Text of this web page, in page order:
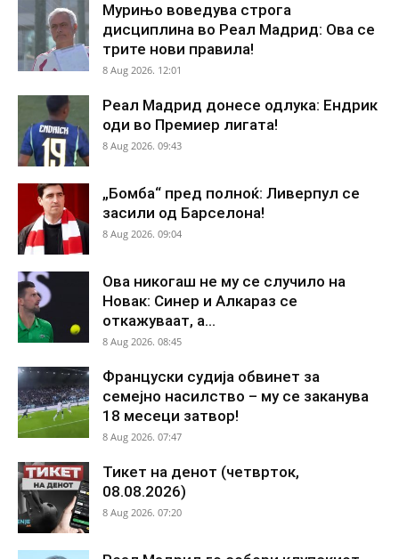
Мурињо воведува строга
дисциплина во Реал Мадрид: Ова се
трите нови правила!
8 Aug 2026. 12:01
Реал Мадрид донесе одлука: Ендрик
оди во Премиер лигата!
8 Aug 2026. 09:43
„Бомба“ пред полноќ: Ливерпул се
засили од Барселона!
8 Aug 2026. 09:04
Ова никогаш не му се случило на
Новак: Синер и Алкараз се
откажуваат, а...
8 Aug 2026. 08:45
Француски судија обвинет за
семејно насилство – му се заканува
18 месеци затвор!
8 Aug 2026. 07:47
Тикет на денот (четврток,
08.08.2026)
8 Aug 2026. 07:20